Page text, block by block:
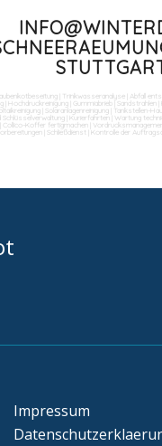
Trinkwasseranalyse Abfall
|Hochdruckreinigung Gummiabrieb | Sandstrahlen |
Solaranlagenreinigung Tankstellen-
Schlüsselverwaltung |Kurierfahrten Wartung
Collico-Koffer fertigmachen
Schließdienst |Kontrolle der
Impressum